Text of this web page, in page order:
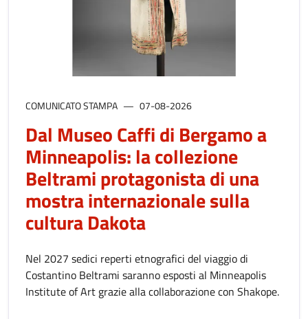
COMUNICATO STAMPA 07-08-2026
Dal Museo Caffi di Bergamo a
Minneapolis: la collezione
Beltrami protagonista di una
mostra internazionale sulla
cultura Dakota
Nel 2027 sedici reperti etnografici del viaggio di
Costantino Beltrami saranno esposti al Minneapolis
Institute of Art grazie alla collaborazione con Shakope.